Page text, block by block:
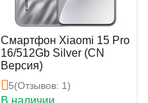
Смартфон Xiaomi 15 Pro
16/512Gb Silver (CN
Версия)
5(Отзывов: 1)